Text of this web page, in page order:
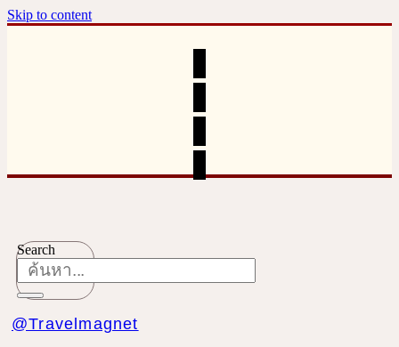
Skip to content
Search
@Travelmagnet